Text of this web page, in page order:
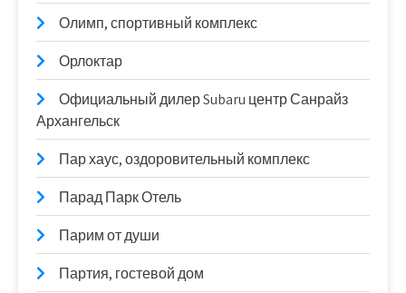
Олимп, спортивный комплекс
Орлоктар
Официальный дилер Subaru центр Санрайз
Архангельск
Пар хаус, оздоровительный комплекс
Парад Парк Отель
Парим от души
Партия, гостевой дом